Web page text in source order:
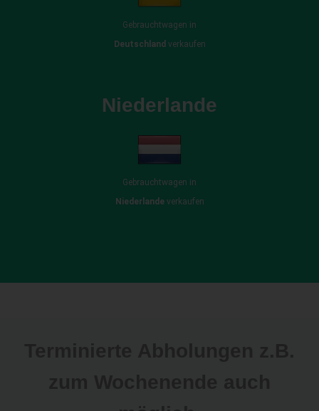
Gebrauchtwagen in
Deutschland verkaufen
Niederlande
Gebrauchtwagen in
Niederlandeverkaufen